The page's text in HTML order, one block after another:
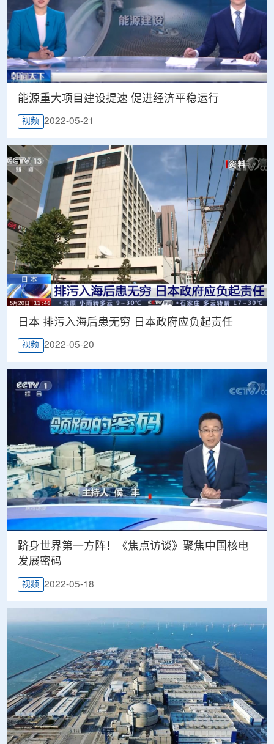
能源重大项目建设提速 促进经济平稳运行
视频 2022-05-21
日本 排污入海后患无穷 日本政府应负起责任
视频 2022-05-20
跻身世界第一方阵！《焦点访谈》聚焦中国核电
发展密码
视频 2022-05-18